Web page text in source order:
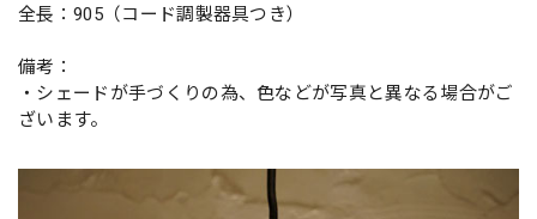
全長：905（コード調製器具つき）
備考：
・シェードが手づくりの為、色などが写真と異なる場合がご
ざいます。